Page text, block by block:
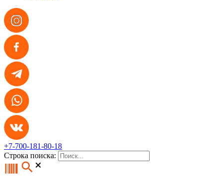
+7-700-181-80-18
Строка поиска: